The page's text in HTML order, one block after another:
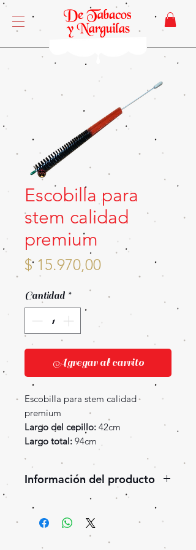
Escobilla para
stem calidad
premium
$ 15.970,00Precio
Cantidad *
Agregar al carrito
Escobilla para stem calidad
premium
Largo del cepillo: 42cm
Largo total: 94cm
Información del producto
Escobilla para limpiar el stem de
tu narguila por dentro. Apto para
la mayoría de los modelos de
narguila (si el stem de tu narguila